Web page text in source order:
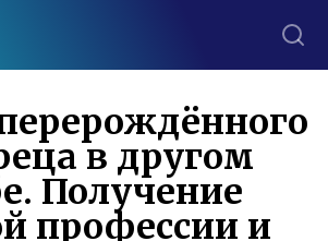
в другом
Получение
профессии и